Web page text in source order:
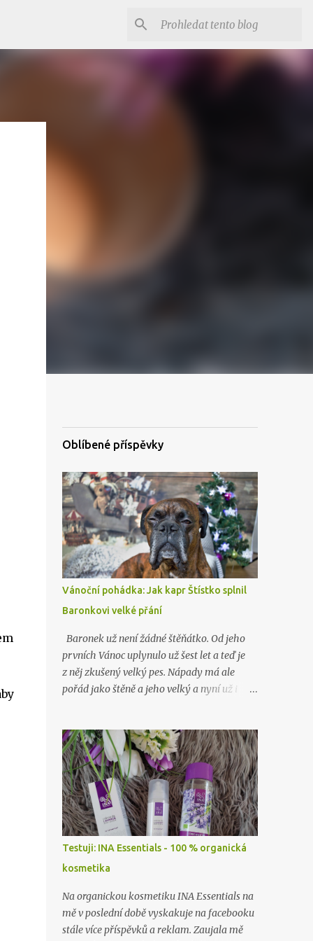
Oblíbené příspěvky
Vánoční pohádka: Jak kapr Štístko splnil
Baronkovi velké přání
Baronek už není žádné štěňátko. Od jeho
prvních Vánoc uplynulo už šest let a teď je
z něj zkušený velký pes. Nápady má ale
pořád jako štěně a jeho velký a nyní už i
Vánocích…
Testuji: INA Essentials - 100 % organická
kosmetika
Na organickou kosmetiku INA Essentials na
mě v poslední době vyskakuje na facebooku
stále více příspěvků a reklam. Zaujala mě